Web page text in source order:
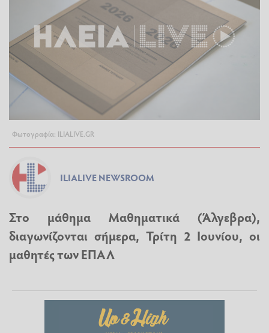
Φωτογραφία: ILIALIVE.GR
ILIALIVE NEWSROOM
Στο μάθημα Μαθηματικά (Άλγεβρα),
διαγωνίζονται σήμερα, Τρίτη 2 Ιουνίου, οι
μαθητές των ΕΠΑΛ